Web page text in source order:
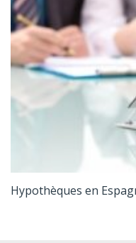
Hypothèques en